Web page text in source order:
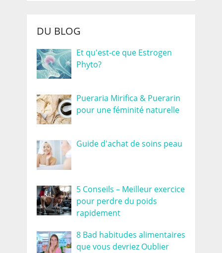
DU BLOG
Et qu'est-ce que Estrogen
Phyto?
Pueraria Mirifica & Puerarin
pour une féminité naturelle
Guide d'achat de soins peau
5 Conseils – Meilleur exercice
pour perdre du poids
rapidement
8 Bad habitudes alimentaires
que vous devriez Oublier